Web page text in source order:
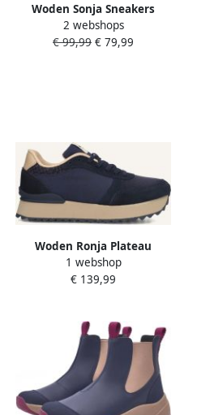
Woden Sonja Sneakers
groen Textiel Dames
2 webshops
€ 99,99 € 79,99
Woden Ronja Plateau
Sneakers Dames Blauw
1 webshop
€ 139,99